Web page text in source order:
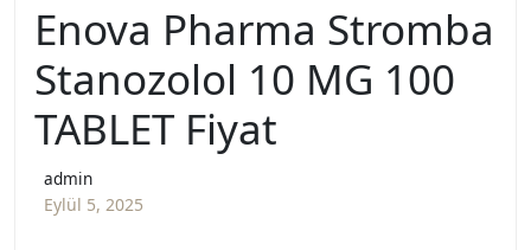
Enova Pharma Stromba
Stanozolol 10 MG 100
TABLET Fiyat
admin
Eylül 5, 2025